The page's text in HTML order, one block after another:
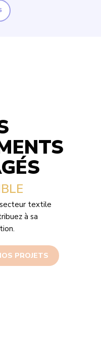
textile
à sa
PROJETS